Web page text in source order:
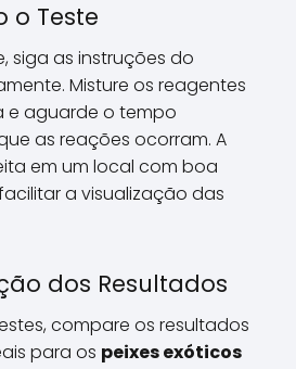
o Teste
siga as instruções do
Misture os reagentes
e aguarde o tempo
as reações ocorram. A
em um local com boa
a visualização das
dos Resultados
compare os resultados
para os peixes exóticos